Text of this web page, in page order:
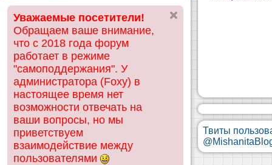
ск
Уважаемые посетители!
Обращаем ваше внимание,
что с 2018 года форум
работает в режиме
"самоподдержания". У
администратора (Foxy) в
настоящее время нет
возможности отвечать на
ваши вопросы, но мы
приветствуем
взаимодействие между
пользователями
Твиты